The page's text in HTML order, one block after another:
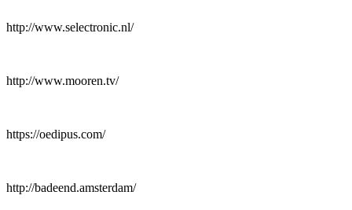
http://www.selectronic.nl/
http://www.mooren.tv/
https://oedipus.com/
http://badeend.amsterdam/